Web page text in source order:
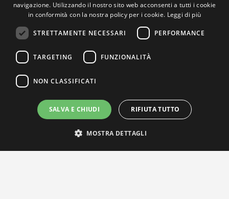
navigazione. Utilizzando il nostro sito web acconsenti a tutti i cookie
in conformità con la nostra policy per i cookie. Leggi di più
STRETTAMENTE NECESSARI PERFORMANCE
TARGETING FUNZIONALITÀ
NON CLASSIFICATI
SALVA E CHIUDI RIFIUTA TUTTO
MOSTRA DETTAGLI